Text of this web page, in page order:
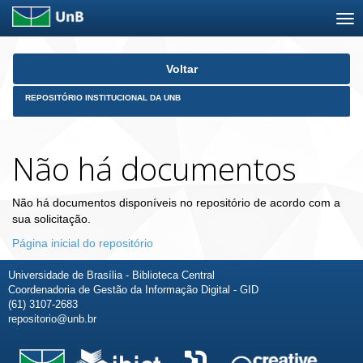
Skip
Voltar
REPOSITÓRIO INSTITUCIONAL DA UNB
Não há documentos
Não há documentos disponíveis no repositório de acordo com a
sua solicitação.
Página inicial do repositório
Universidade de Brasília - Biblioteca Central
Coordenadoria de Gestão da Informação Digital - GID
(61) 3107-2683
repositorio@unb.br